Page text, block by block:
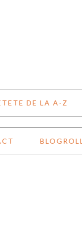
DE LA A-Z
BLOGROLL